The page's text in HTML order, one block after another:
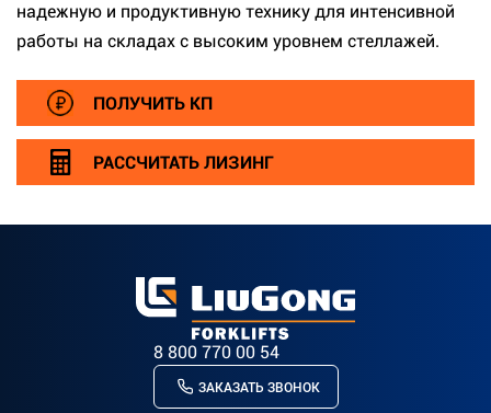
надежную и продуктивную технику для интенсивной
работы на складах с высоким уровнем стеллажей.
ПОЛУЧИТЬ КП
РАССЧИТАТЬ ЛИЗИНГ
8 800 770 00 54
ЗАКАЗАТЬ ЗВОНОК